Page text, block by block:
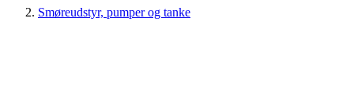
Smøreudstyr, pumper og tanke